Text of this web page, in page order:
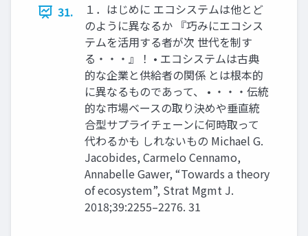
31.
１．はじめに エコシステムは他とど
のように異なるか 『巧みにエコシス
テムを活用する者が次 世代を制す
る・・・』！ • エコシステムは古典
的な企業と供給者の関係 とは根本的
に異なるものであって、 • ・・・伝統
的な市場ベースの取り決めや垂直統
合型サプライチェーンに何時取って
代わるかも しれないもの Michael G.
Jacobides, Carmelo Cennamo,
Annabelle Gawer, “Towards a theory
of ecosystem”, Strat Mgmt J.
2018;39:2255–2276. 31